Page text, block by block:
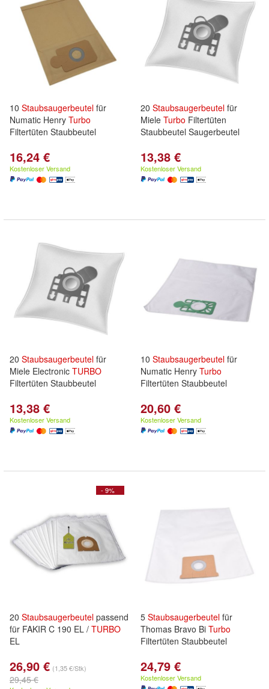
10 Staubsaugerbeutel für
Numatic Henry Turbo
Filtertüten Staubbeutel
16,24 €
Kostenloser Versand
20 Staubsaugerbeutel für
Miele Turbo Filtertüten
Staubbeutel Saugerbeutel
13,38 €
Kostenloser Versand
20 Staubsaugerbeutel für
Miele Electronic TURBO
Filtertüten Staubbeutel
13,38 €
Kostenloser Versand
10 Staubsaugerbeutel für
Numatic Henry Turbo
Filtertüten Staubbeutel
20,60 €
Kostenloser Versand
- 9%
20 Staubsaugerbeutel passend
für FAKIR C 190 EL / TURBO
EL
26,90 € (1,35 €/Stk)
29,45 €
5 Staubsaugerbeutel für
Thomas Bravo Bi Turbo
Filtertüten Staubbeutel
24,79 €
Kostenloser Versand